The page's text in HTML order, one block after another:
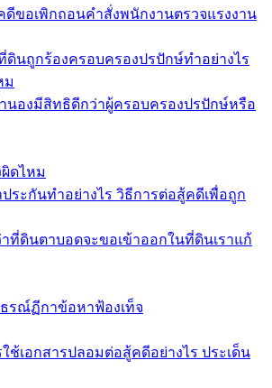
ดีขอเพิกถอนคำสั่งพนักงานตรวจแรงงาน
นถูกร้องครอบครองปรปักษ์ทำอย่างไร
ม
นองมีสิทธิดีกว่าผู้ครอบครองปรปักษ์หรือ
ดไหม
ระกันทำอย่างไร วิธีการต่อสู้คดีเพื่อถูก
ที่ดินตาบอดจะขอเข้าออกในที่ดินเราแก้
รณ์ฏีกาข้อหาฟ้องเท็จ
เอกสารปลอมต่อสู้คดีอย่างไร ประเด็น